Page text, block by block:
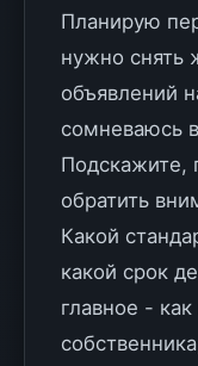
Планирую
нужно снять
объявлений
сомневаюсь
Подскажите,
обратить
Какой
какой срок
главное -